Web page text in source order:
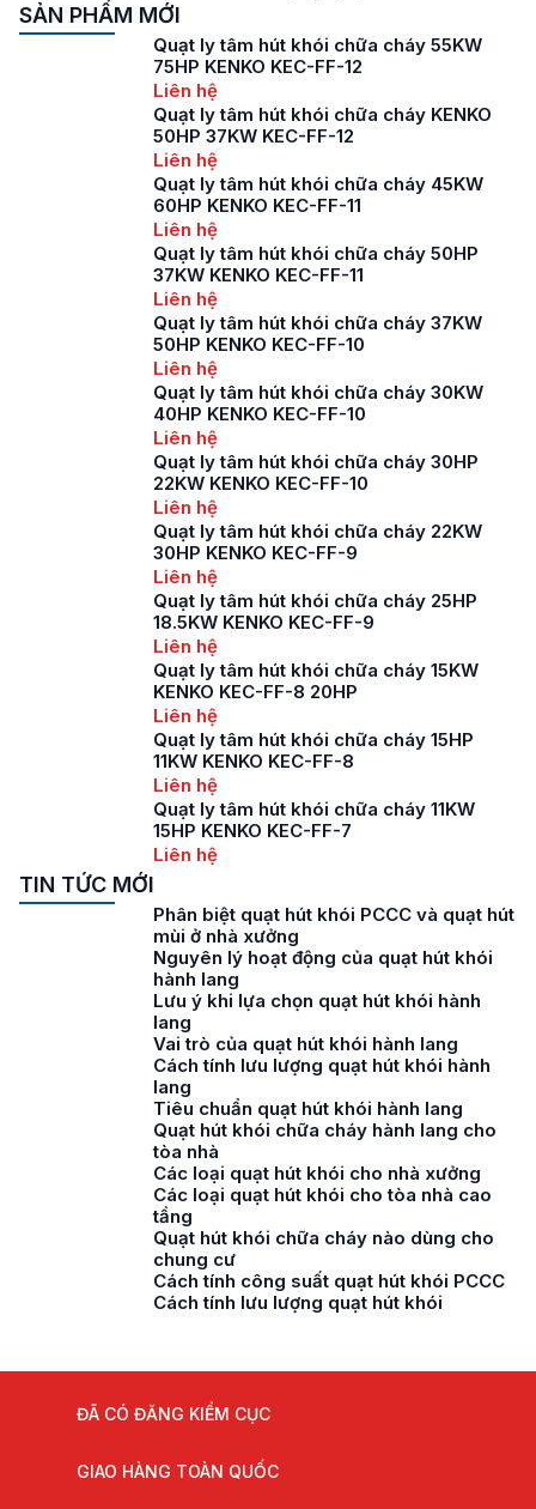
SẢN PHẨM MỚI
Quạt ly tâm hút khói chữa cháy 55KW
75HP KENKO KEC-FF-12
Liên hệ
Quạt ly tâm hút khói chữa cháy KENKO
50HP 37KW KEC-FF-12
Liên hệ
Quạt ly tâm hút khói chữa cháy 45KW
60HP KENKO KEC-FF-11
Liên hệ
Quạt ly tâm hút khói chữa cháy 50HP
37KW KENKO KEC-FF-11
Liên hệ
Quạt ly tâm hút khói chữa cháy 37KW
50HP KENKO KEC-FF-10
Liên hệ
Quạt ly tâm hút khói chữa cháy 30KW
40HP KENKO KEC-FF-10
Liên hệ
Quạt ly tâm hút khói chữa cháy 30HP
22KW KENKO KEC-FF-10
Liên hệ
Quạt ly tâm hút khói chữa cháy 22KW
30HP KENKO KEC-FF-9
Liên hệ
Quạt ly tâm hút khói chữa cháy 25HP
18.5KW KENKO KEC-FF-9
Liên hệ
Quạt ly tâm hút khói chữa cháy 15KW
KENKO KEC-FF-8 20HP
Liên hệ
Quạt ly tâm hút khói chữa cháy 15HP
11KW KENKO KEC-FF-8
Liên hệ
Quạt ly tâm hút khói chữa cháy 11KW
15HP KENKO KEC-FF-7
Liên hệ
TIN TỨC MỚI
Phân biệt quạt hút khói PCCC và quạt hút
mùi ở nhà xưởng
Nguyên lý hoạt động của quạt hút khói
hành lang
Lưu ý khi lựa chọn quạt hút khói hành
lang
Vai trò của quạt hút khói hành lang
Cách tính lưu lượng quạt hút khói hành
lang
Tiêu chuẩn quạt hút khói hành lang
Quạt hút khói chữa cháy hành lang cho
tòa nhà
Các loại quạt hút khói cho nhà xưởng
Các loại quạt hút khói cho tòa nhà cao
tầng
Quạt hút khói chữa cháy nào dùng cho
chung cư
Cách tính công suất quạt hút khói PCCC
Cách tính lưu lượng quạt hút khói
ĐÃ CÓ ĐĂNG KIỂM CỤC
GIAO HÀNG TOÀN QUỐC